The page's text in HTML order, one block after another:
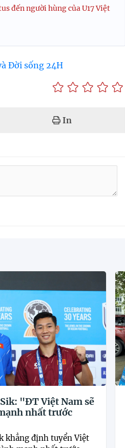
đến người hùng của U17 Việt
Đời sống 24H
In
"ĐT Việt Nam sẽ
nhất trước
khẳng định tuyển Việt